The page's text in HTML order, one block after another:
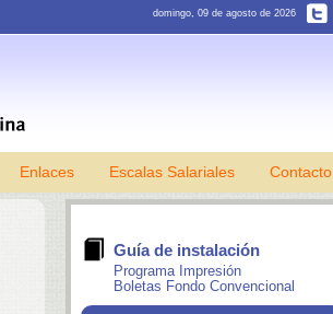
domingo, 09 de agosto de 2026
Enlaces Escalas Salariales Contacto
Guía de instalación
Programa Impresión
Boletas Fondo Convencional